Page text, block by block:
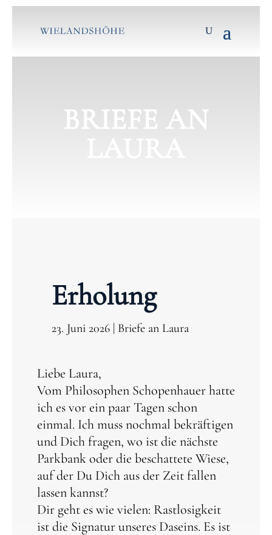
BRIEFE AN
Erholung
23. Juni 2026| Briefe an Laura
Liebe Laura,
Vom Philosophen Schopenhauer hatte
ich es vor ein paar Tagen schon
einmal. Ich muss nochmal bekräftigen
und Dich fragen, wo ist die nächste
Parkbank oder die beschattete Wiese,
auf der Du Dich aus der Zeit fallen
lassen kannst?
Dir geht es wie vielen: Rastlosigkeit
ist die Signatur unseres Daseins. Es ist